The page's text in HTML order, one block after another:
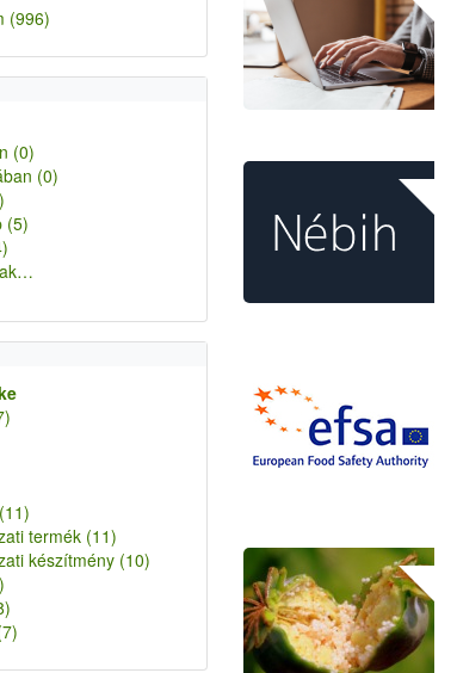
(996)
(0)
(0)
(5)
(11)
termék (11)
készítmény (10)